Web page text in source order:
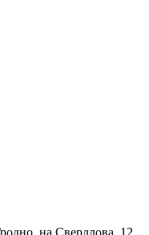
на Свердлова, 12